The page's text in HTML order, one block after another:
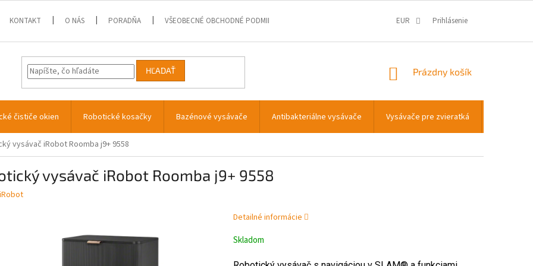
KONTAKT O NÁS PORADŇA VŠEOBECNÉ OBCHODNÉ PODMIENKY OCHRANA OSOBNÝCH ÚDAJOV INFORMÁCIE O COOKIES
EUR Prihlásenie
HĽADAŤ
NÁKUPNÝ
Prázdny košík
čističe okien Robotické kosačky Bazénové vysávače Antibakteriálne vysávače Vysávače pre zvieratká
vysávač iRobot Roomba j9+ 9558
vysávač iRobot Roomba j9+ 9558
iRobot
Skladom
Detailné informácie